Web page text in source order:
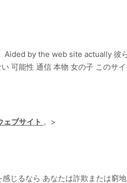
Aided by the web site actually 彼
可能性 通信 本物 女の子 このサイ
ェブサイト 。 >
じるなら あなたは詐欺または窮地